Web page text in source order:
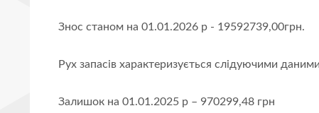
Знос станом на 01.01.2026 р - 19592739,00грн.
Рух запасів характеризується слідуючими
Залишок на 01.01.2025 р – 970299,48 грн